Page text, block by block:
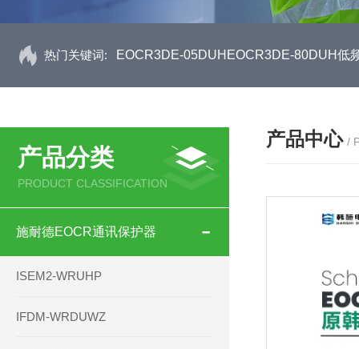
热门关键词: EOCR3DE-05DUHEOCR3DE-80DUH低
产品分类
PRODUCT CLASSIFICATION
施耐德EOCR通讯保护器
ISEM2-WRUHP
IFDM-WRDUWZ
产品中心 /